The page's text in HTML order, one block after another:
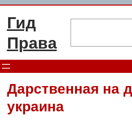
Перейти
содержимому
Гид
Права
Дарственная на
украина